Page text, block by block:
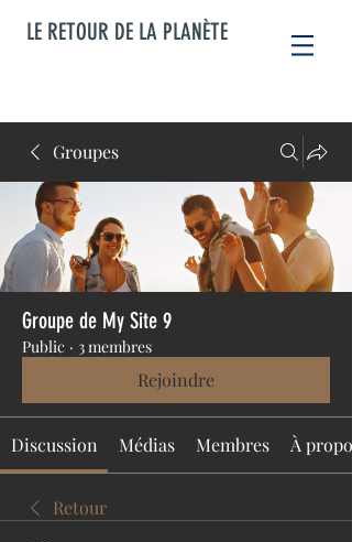
LE RETOUR DE LA PLANÈTE
Groupes
Groupe de My Site 9
Public · 3 membres
Rejoindre
Discussion Médias Membres À propos
Retour